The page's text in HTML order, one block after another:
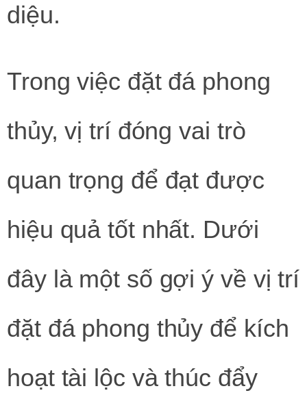
diệu.
Trong việc đặt đá phong
thủy, vị trí đóng vai trò
quan trọng để đạt được
hiệu quả tốt nhất. Dưới
đây là một số gợi ý về vị trí
đặt đá phong thủy để kích
hoạt tài lộc và thúc đẩy